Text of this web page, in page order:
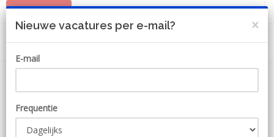
PLAATS JOB MIJN ACCOUNT
×
Nieuwe vacatures per e-mail?
E-mail
Frequentie